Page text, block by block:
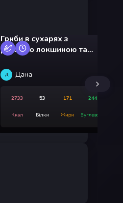
Гриби в сухарях з
рисовою локшиною та
Д Дана
2733
Ккал
53
Білки
171
Жири
244
Вуглеводи